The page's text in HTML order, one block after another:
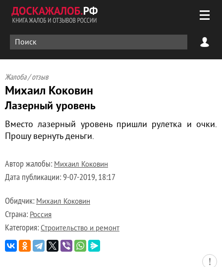
Жалоба / отзыв
Михаил Коковин
Лазерный уровень
Вместо лазерный уровень пришли рулетка и очки.
Прошу вернуть деньги.
Автор жалобы: Михаил Коковин
Дата публикации: 9-07-2019, 18:17
Обидчик: Михаил Коковин
Страна: Россия
Категория: Строительство и ремонт